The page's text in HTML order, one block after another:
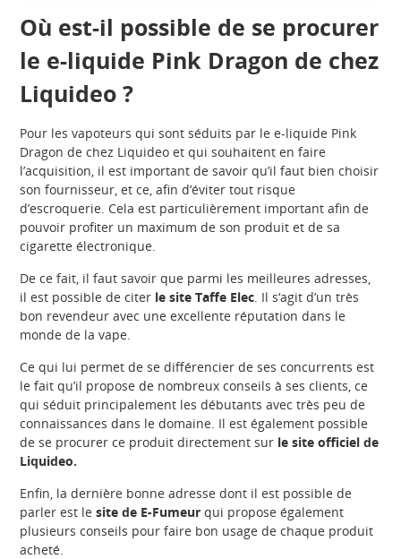
Où est-il possible de se procurer
le e-liquide Pink Dragon de chez
Liquideo ?
Pour les vapoteurs qui sont séduits par le e-liquide Pink
Dragon de chez Liquideo et qui souhaitent en faire
l’acquisition, il est important de savoir qu’il faut bien choisir
son fournisseur, et ce, afin d’éviter tout risque
d’escroquerie. Cela est particulièrement important afin de
pouvoir profiter un maximum de son produit et de sa
cigarette électronique.
De ce fait, il faut savoir que parmi les meilleures adresses,
il est possible de citer le site Taffe Elec . Il s‘agit d’un très
bon revendeur avec une excellente réputation dans le
monde de la vape.
Ce qui lui permet de se différencier de ses concurrents est
le fait qu’il propose de nombreux conseils à ses clients, ce
qui séduit principalement les débutants avec très peu de
connaissances dans le domaine. Il est également possible
de se procurer ce produit directement sur le site officiel de
Liquideo.
Enfin, la dernière bonne adresse dont il est possible de
parler est lesite de E-Fumeurqui propose également
plusieurs conseils pour faire bon usage de chaque produit
acheté.